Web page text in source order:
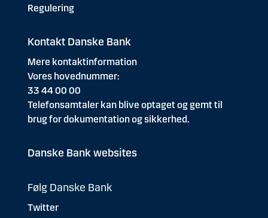
Regulering
Kontakt Danske Bank
Mere kontaktinformation
Vores hovednummer:
33 44 00 00
Telefonsamtaler kan blive optaget og gemt til
brug for dokumentation og sikkerhed.
Danske Bank websites
Følg Danske Bank
Twitter